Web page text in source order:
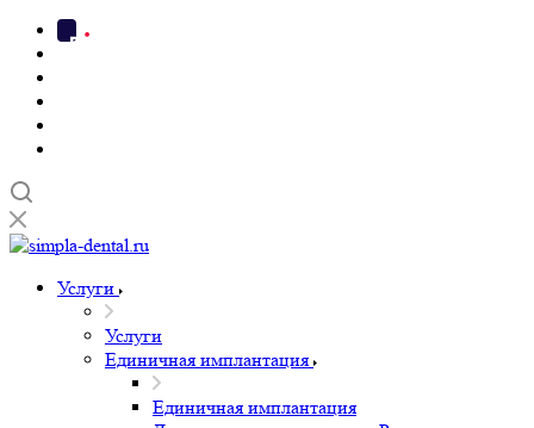
Услуги
Услуги
Единичная имплантация
Единичная имплантация